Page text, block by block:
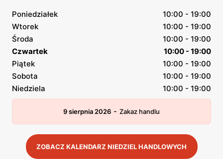
Poniedziałek
10:00 - 19:00
Wtorek
10:00 - 19:00
Środa
10:00 - 19:00
Czwartek
10:00 - 19:00
Piątek
10:00 - 19:00
Sobota
10:00 - 19:00
Niedziela
10:00 - 19:00
9 sierpnia 2026 - Zakaz handlu
ZOBACZ KALENDARZ NIEDZIEL HANDLOWYCH